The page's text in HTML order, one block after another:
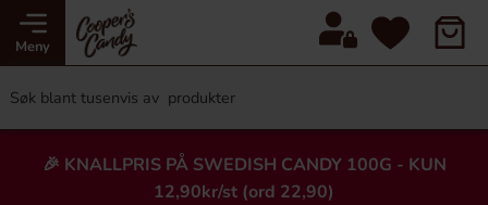
Meny
🎉 KNALLPRIS PÅ SWEDISH CANDY 100G - KUN
12,90kr/st (ord 22,90)